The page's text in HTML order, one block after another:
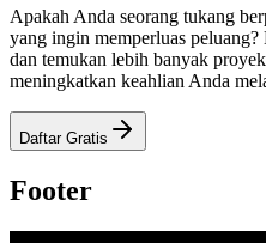
Apakah Anda seorang tukang
yang ingin memperluas
dan temukan lebih banyak
meningkatkan keahlian Anda
Daftar Gratis
Footer